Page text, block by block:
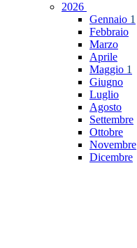
2026
Gennaio 1
Febbraio
Marzo
Aprile
Maggio 1
Giugno
Luglio
Agosto
Settembre
Ottobre
Novembre
Dicembre